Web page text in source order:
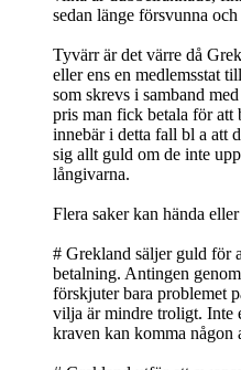
sedan länge försvunna
Tyvärr är det värre då
eller ens en medlemsstat
som skrevs i samband
pris man fick betala för
innebär i detta fall bl a att
sig allt guld om de inte
långivarna.
Flera saker kan hända
# Grekland säljer guld för
betalning. Antingen
förskjuter bara problemet
vilja är mindre troligt. Inte
kraven kan komma någon